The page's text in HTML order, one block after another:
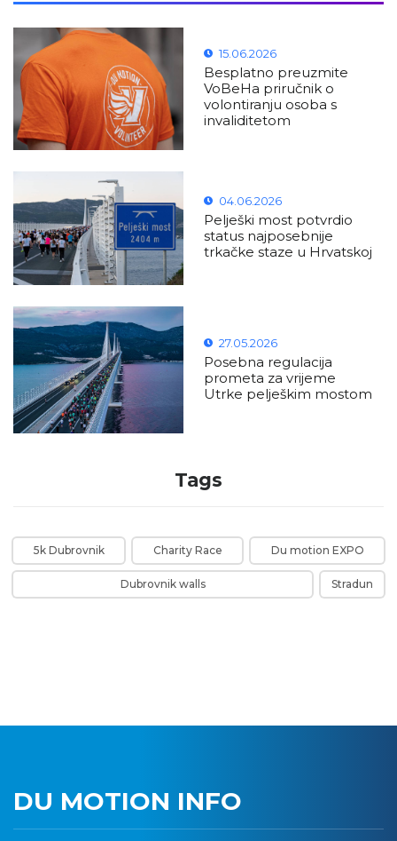
15.06.2026
Besplatno preuzmite
VoBeHa priručnik o
volontiranju osoba s
invaliditetom
04.06.2026
Pelješki most potvrdio
status najposebnije
trkačke staze u Hrvatskoj
27.05.2026
Posebna regulacija
prometa za vrijeme
Utrke pelješkim mostom
Tags
5k Dubrovnik Charity Race Du motion EXPO
Dubrovnik walls Stradun
DU MOTION INFO